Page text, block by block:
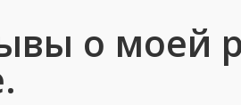
о моей